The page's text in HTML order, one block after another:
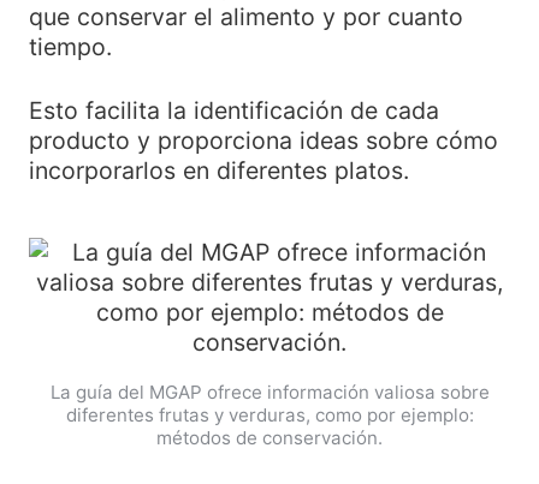
que conservar el alimento y por cuanto
tiempo.
Esto facilita la identificación de cada
producto y proporciona ideas sobre cómo
incorporarlos en diferentes platos.
La guía del MGAP ofrece información valiosa sobre
diferentes frutas y verduras, como por ejemplo:
métodos de conservación.